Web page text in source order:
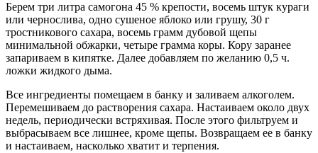
Берем три литра самогона 45 % крепости, восемь штук кураги
или чернослива, одно сушеное яблоко или грушу, 30 г
тростникового сахара, восемь грамм дубовой щепы
минимальной обжарки, четыре грамма коры. Кору заранее
запариваем в кипятке. Далее добавляем по желанию 0,5 ч.
ложки жидкого дыма.
Все ингредиенты помещаем в банку и заливаем алкоголем.
Перемешиваем до растворения сахара. Настаиваем около двух
недель, периодически встряхивая. После этого фильтруем и
выбрасываем все лишнее, кроме щепы. Возвращаем ее в банку
и настаиваем, насколько хватит и терпения.